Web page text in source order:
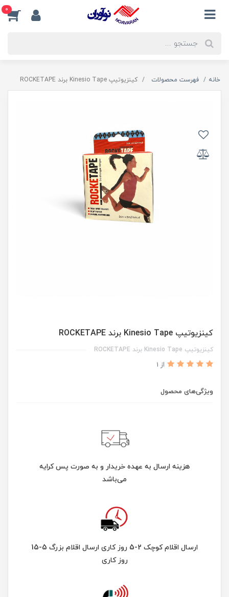
0
خانه فهرست محصولات کینزیوتیپ Kinesio Tape برند ROCKETAPE
کینزیوتیپ Kinesio Tape برند ROCKETAPE
کینزیوتیپ Kinesio Tape برند ROCKETAPE
از 1
ویژگی‌های محصول
هزینه ارسال به عهده خریدار و به صورت پس کرایه
می‌باشد
ارسال اقلام کوچک 2-5 روز کاری ارسال اقلام بزرگ 5-15
روز کاری